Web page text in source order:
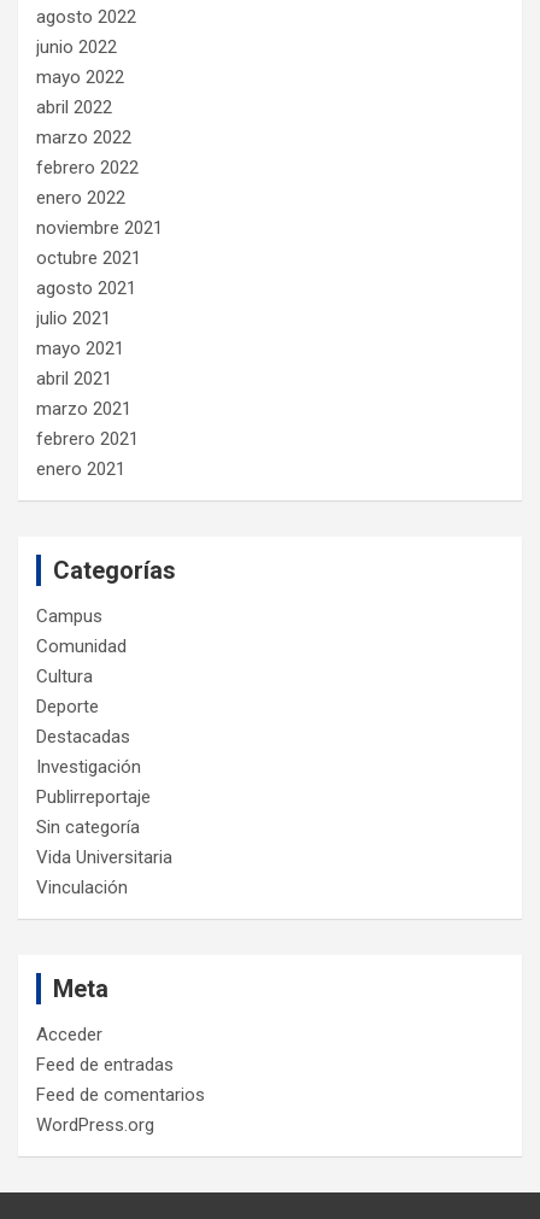
agosto 2022
junio 2022
mayo 2022
abril 2022
marzo 2022
febrero 2022
enero 2022
noviembre 2021
octubre 2021
agosto 2021
julio 2021
mayo 2021
abril 2021
marzo 2021
febrero 2021
enero 2021
Categorías
Campus
Comunidad
Cultura
Deporte
Destacadas
Investigación
Publirreportaje
Sin categoría
Vida Universitaria
Vinculación
Meta
Acceder
Feed de entradas
Feed de comentarios
WordPress.org